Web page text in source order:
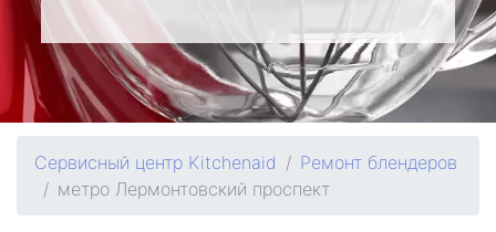
Сервисный центр Kitchenaid
Ремонт блендеров
метро Лермонтовский проспект